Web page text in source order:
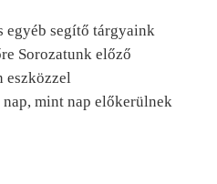
egyéb segítő tárgyaink
Sorozatunk előző
eszközzel
mint nap előkerülnek